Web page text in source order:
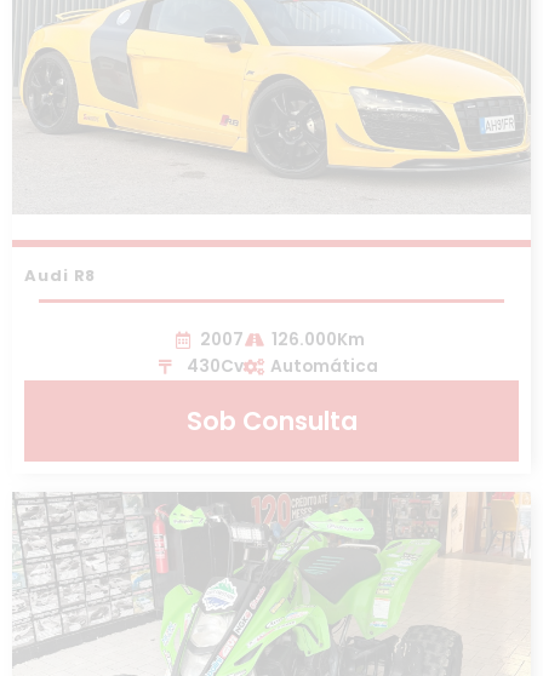
Audi R8
2007
126.000Km
430Cv
Automática
Sob Consulta